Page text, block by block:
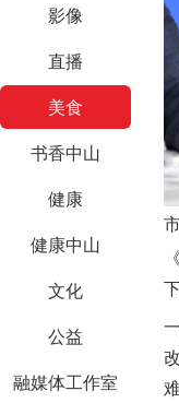
影像
直播
美食
书香中山
健康
健康中山
文化
公益
融媒体工作室